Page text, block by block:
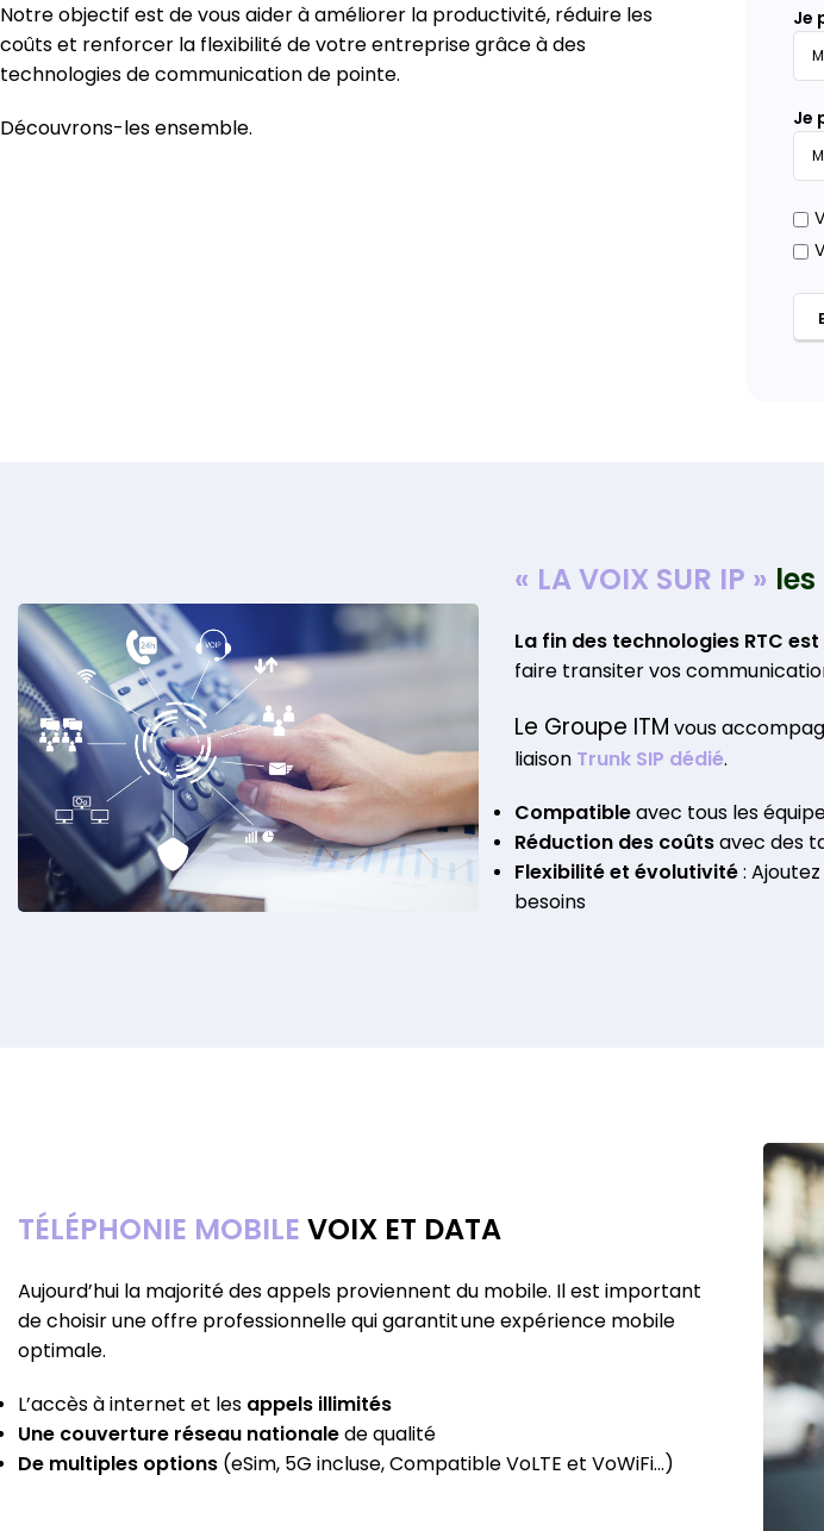
Notre objectif est de vous aider à améliorer la productivité, réduire les
coûts et renforcer la flexibilité de votre entreprise grâce à des
technologies de communication de pointe.
Découvrons-les ensemble.
Je
Je
« LA VOIX SUR IP »
La fin des technologies RTC
faire transiter vos
Le Groupe ITM vous
liaison Trunk SIP dédié.
Compatibleavec tous les
Réduction des coûtsavec des
Flexibilité et évolutivité:
besoins
TÉLÉPHONIE MOBILE VOIX ET DATA
Aujourd’hui la majorité des appels proviennent du mobile. Il est important
de choisir une offre professionnelle qui garantit une expérience mobile
optimale.
L’accès à internet et les appels illimités
Une couverture réseau nationalede qualité
De multiples options (eSim, 5G incluse, Compatible VoLTE et VoWiFi…)